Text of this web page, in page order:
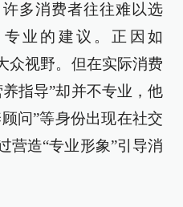
多消费者往往难以选
业的建议。正因如
众视野。但在实际消费
指导”却并不专业，他
问”等身份出现在社交
营造“专业形象”引导消